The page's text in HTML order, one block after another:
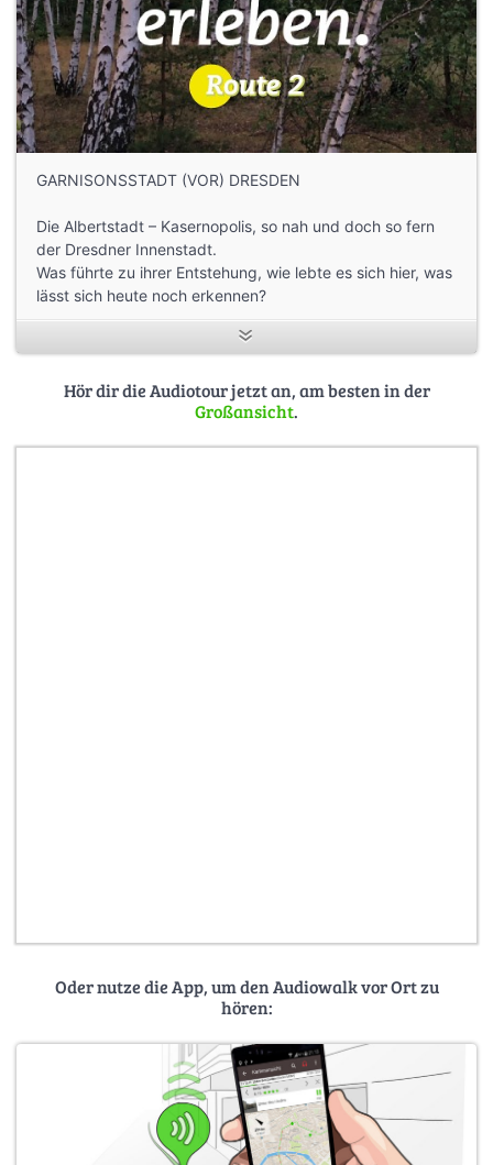
GARNISONSSTADT (VOR) DRESDEN
Die Albertstadt – Kasernopolis, so nah und doch so fern
der Dresdner Innenstadt.
Was führte zu ihrer Entstehung, wie lebte es sich hier, was
lässt sich heute noch erkennen?
_____
weitere Informationen findet ihr hier:
Hör dir die Audiotour jetzt an, am besten in der
Großansicht.
Oder nutze die App, um den Audiowalk vor Ort zu
hören: